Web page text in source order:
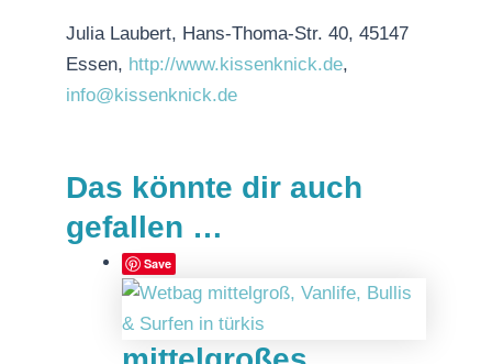
Julia Laubert, Hans-Thoma-Str. 40, 45147
Essen, http://www.kissenknick.de,
info@kissenknick.de
Das könnte dir auch
gefallen …
Save